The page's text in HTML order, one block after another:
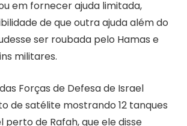
em fornecer ajuda limitada,
de que outra ajuda além do
ser roubada pelo Hamas e
militares.
Forças de Defesa de Israel
de satélite mostrando 12 tanques
de Rafah, que ele disse